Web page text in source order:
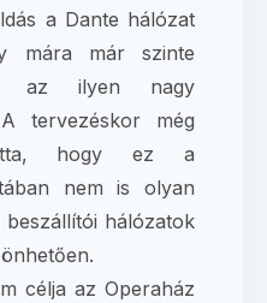
a Dante hálózat
mára már szinte
az ilyen nagy
tervezéskor még
hogy ez a
nem is olyan
hálózatok
célja az Operaház